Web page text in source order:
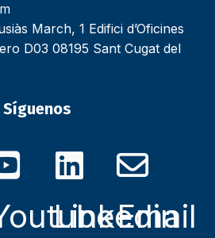
March, 1 Edifici d’Oficines
D03 08195 Sant Cugat del
Síguenos
Linkedin
Email